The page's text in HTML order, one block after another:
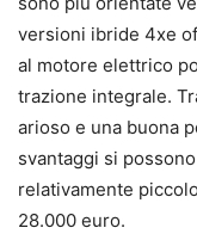
versioni ibride 4xe
al motore elettrico
trazione integrale.
arioso e una buona
svantaggi si
relativamente
28.000 euro.